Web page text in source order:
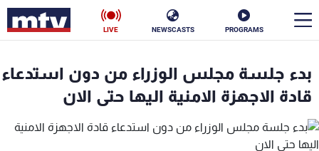
PROGRAMS
NEWSCASTS
LIVE
بدء جلسة مجلس الوزراء من دون استدعاء
قادة الاجهزة الامنية اليها حتى الان
الأخبار
سياسة ناس